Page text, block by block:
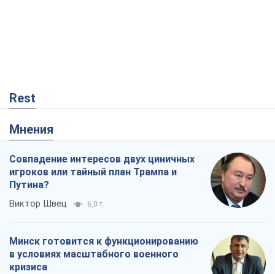
Rest
Мнения
Совпадение интересов двух циничных
игроков или тайный план Трампа и
Путина?
Виктор Швец 6,0 т.
Минск готовится к функционированию
в условиях масштабного военного
кризиса